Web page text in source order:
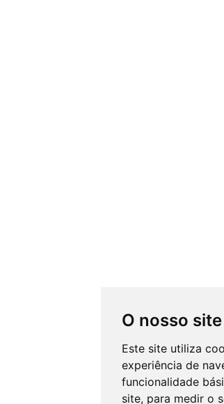
O nosso
Este site utiliza
experiência de
funcionalidade
site, para medir o